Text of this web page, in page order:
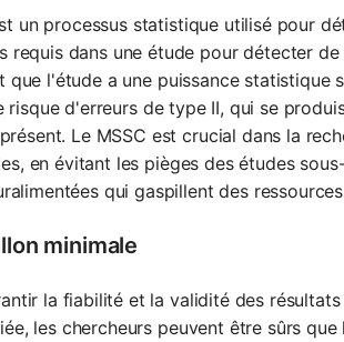
un processus statistique utilisé pour
dans une étude pour détecter de
l'étude a une puissance statistique
d'erreurs de type II, qui se
Le MSSC est crucial dans la
en évitant les pièges des études
qui gaspillent des
minimale
la fiabilité et la validité des résultats
les chercheurs peuvent être sûrs que